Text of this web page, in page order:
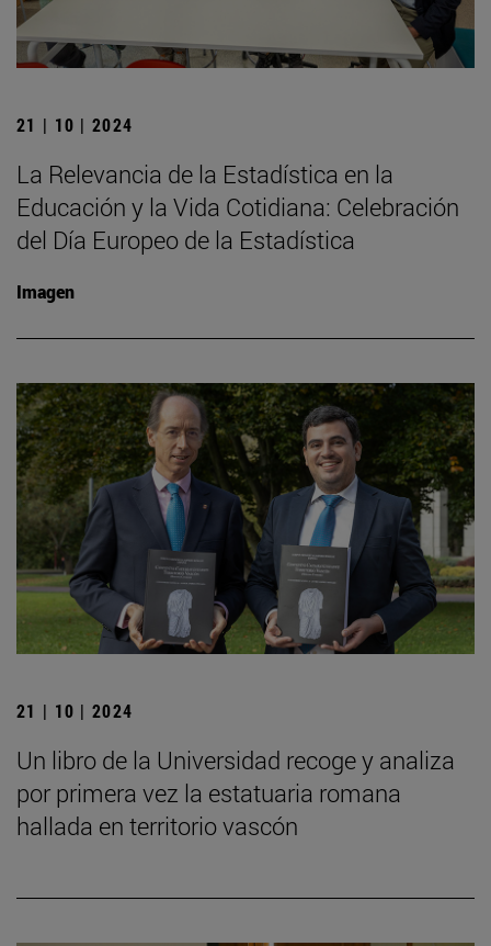
21 | 10 | 2024
La Relevancia de la Estadística en la
Educación y la Vida Cotidiana: Celebración
del Día Europeo de la Estadística
Imagen
21 | 10 | 2024
Un libro de la Universidad recoge y analiza
por primera vez la estatuaria romana
hallada en territorio vascón